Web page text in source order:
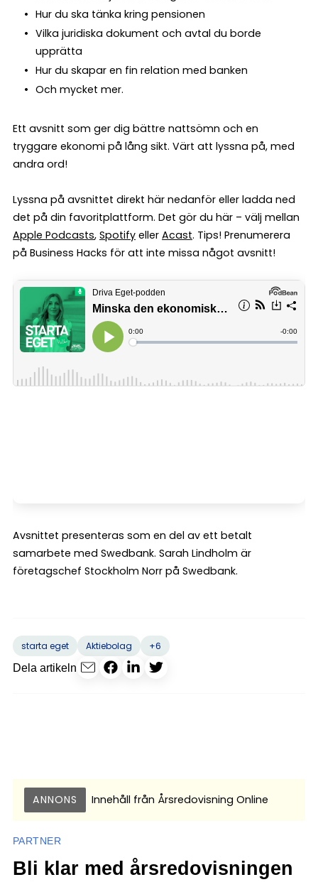
Hur du ska tänka kring pensionen
Vilka juridiska dokument och avtal du borde
upprätta
Hur du skapar en fin relation med banken
Och mycket mer.
Ett avsnitt som ger dig bättre nattsömn och en
tryggare ekonomi på lång sikt. Värt att lyssna på, med
andra ord!
Lyssna på avsnittet direkt här nedanför eller ladda ned
det på din favoritplattform. Det gör du här – välj mellan
Apple Podcasts, Spotify eller Acast. Tips! Prenumerera
på Business Hacks för att inte missa något avsnitt!
Avsnittet presenteras som en del av ett betalt
samarbete med Swedbank. Sarah Lindholm är
företagschef Stockholm Norr på Swedbank.
starta eget Aktiebolag
+6
Dela artikeln
ANNONS Innehåll från Årsredovisning Online
PARTNER
Bli klar med årsredovisningen